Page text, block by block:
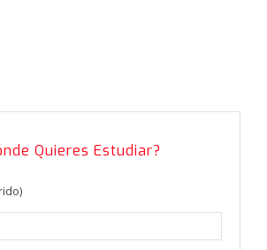
Quieres Estudiar?